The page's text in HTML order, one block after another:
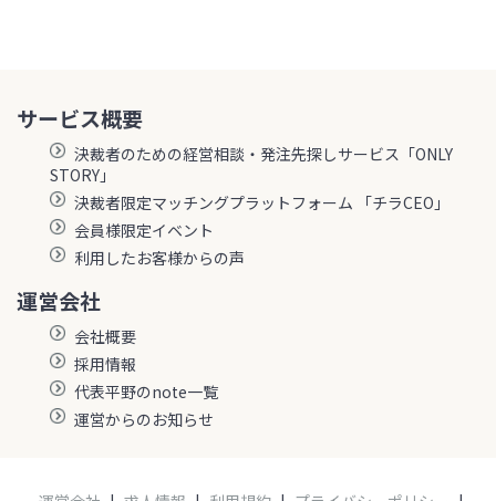
サービス概要
決裁者のための経営相談・発注先探しサービス「ONLY
STORY」
決裁者限定マッチングプラットフォーム 「チラCEO」
会員様限定イベント
利用したお客様からの声
運営会社
会社概要
採用情報
代表平野のnote一覧
運営からのお知らせ